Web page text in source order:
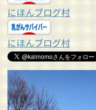
にほんブログ村
にほんブログ村